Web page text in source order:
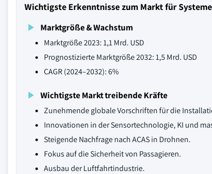
Wichtigste Erkenntnisse zum Markt für
Marktgröße & Wachstum
Marktgröße 2023: 1,1 Mrd. USD
Prognostizierte Marktgröße 2032: 1,5 Mrd. USD
CAGR (2024–2032): 6%
Wichtigste Markt treibende Kräfte
Zunehmende globale Vorschriften für die
Innovationen in der Sensortechnologie, KI und
Steigende Nachfrage nach ACAS in Drohnen.
Fokus auf die Sicherheit von Passagieren.
Ausbau der Luftfahrtindustrie.